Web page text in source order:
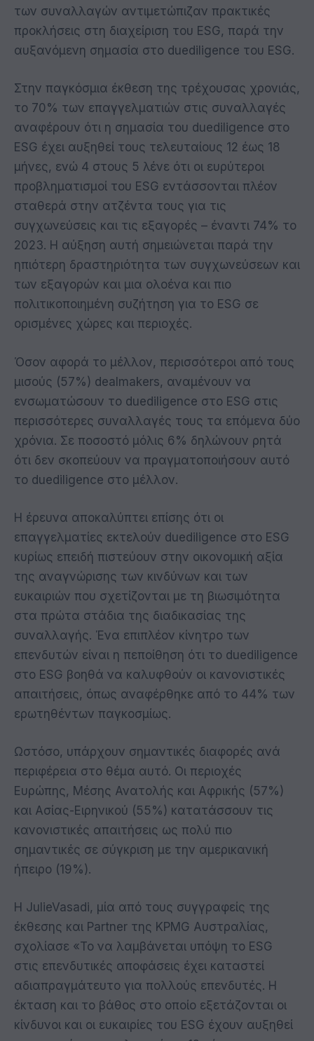
των συναλλαγών αντιμετώπιζαν πρακτικές
προκλήσεις στη διαχείριση του ESG, παρά την
αυξανόμενη σημασία στο duediligence του ESG.
Στην παγκόσμια έκθεση της τρέχουσας χρονιάς,
το 70% των επαγγελματιών στις συναλλαγές
αναφέρουν ότι η σημασία του duediligence στο
ESG έχει αυξηθεί τους τελευταίους 12 έως 18
μήνες, ενώ 4 στους 5 λένε ότι οι ευρύτεροι
προβληματισμοί του ESG εντάσσονται πλέον
σταθερά στην ατζέντα τους για τις
συγχωνεύσεις και τις εξαγορές – έναντι 74% το
2023. Η αύξηση αυτή σημειώνεται παρά την
ηπιότερη δραστηριότητα των συγχωνεύσεων και
των εξαγορών και μια ολοένα και πιο
πολιτικοποιημένη συζήτηση για το ESG σε
ορισμένες χώρες και περιοχές.
Όσον αφορά το μέλλον, περισσότεροι από τους
μισούς (57%) dealmakers, αναμένουν να
ενσωματώσουν το duediligence στο ESG στις
περισσότερες συναλλαγές τους τα επόμενα δύο
χρόνια. Σε ποσοστό μόλις 6% δηλώνουν ρητά
ότι δεν σκοπεύουν να πραγματοποιήσουν αυτό
το duediligence στο μέλλον.
Η έρευνα αποκαλύπτει επίσης ότι οι
επαγγελματίες εκτελούν duediligence στο ESG
κυρίως επειδή πιστεύουν στην οικονομική αξία
της αναγνώρισης των κινδύνων και των
ευκαιριών που σχετίζονται με τη βιωσιμότητα
στα πρώτα στάδια της διαδικασίας της
συναλλαγής. Ένα επιπλέον κίνητρο των
επενδυτών είναι η πεποίθηση ότι το duediligence
στο ESG βοηθά να καλυφθούν οι κανονιστικές
απαιτήσεις, όπως αναφέρθηκε από το 44% των
ερωτηθέντων παγκοσμίως.
Ωστόσο, υπάρχουν σημαντικές διαφορές ανά
περιφέρεια στο θέμα αυτό. Οι περιοχές
Ευρώπης, Μέσης Ανατολής και Αφρικής (57%)
και Ασίας-Ειρηνικού (55%) κατατάσσουν τις
κανονιστικές απαιτήσεις ως πολύ πιο
σημαντικές σε σύγκριση με την αμερικανική
ήπειρο (19%).
Η JulieVasadi, μία από τους συγγραφείς της
έκθεσης και Partner της KPMG Αυστραλίας,
σχολίασε «Το να λαμβάνεται υπόψη το ESG
στις επενδυτικές αποφάσεις έχει καταστεί
αδιαπραγμάτευτο για πολλούς επενδυτές. Η
έκταση και το βάθος στο οποίο εξετάζονται οι
κίνδυνοι και οι ευκαιρίες του ESG έχουν αυξηθεί